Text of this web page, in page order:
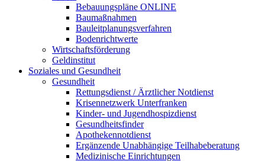
Bebauungspläne ONLINE
Baumaßnahmen
Bauleitplanungsverfahren
Bodenrichtwerte
Wirtschaftsförderung
Geldinstitut
Soziales und Gesundheit
Gesundheit
Rettungsdienst / Ärztlicher Notdienst
Krisennetzwerk Unterfranken
Kinder- und Jugendhospizdienst
Gesundheitsfinder
Apothekennotdienst
Ergänzende Unabhängige Teilhabeberatung
Medizinische Einrichtungen